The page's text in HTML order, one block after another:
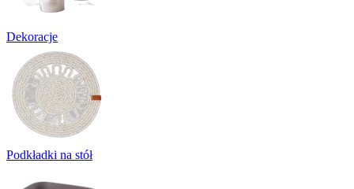
Dekoracje
Podkładki na stół